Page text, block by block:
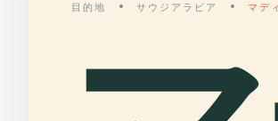
目的地 サウジアラビア マデ